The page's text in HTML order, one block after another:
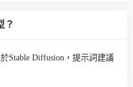
？
Stable Diffusion，提示詞建議